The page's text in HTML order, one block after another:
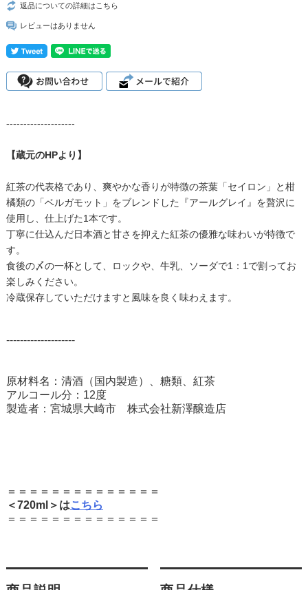
返品についての詳細はこちら
レビューはありません
--------------------
【蔵元のHPより】
紅茶の代表格であり、爽やかな香りが特徴の茶葉「セイロン」と柑
橘類の「ベルガモット」をブレンドした『アールグレイ』を贅沢に
使用し、仕上げた1本です。
丁寧に仕込んだ日本酒と甘さを抑えた紅茶の優雅な味わいが特徴で
す。
食後の〆の一杯として、ロックや、牛乳、ソーダで1：1で割ってお
楽しみください。
冷蔵保存していただけますと風味を良く味わえます。
--------------------
原材料名：清酒（国内製造）、糖類、紅茶
アルコール分：12度
製造者：宮城県大崎市 株式会社新澤醸造店
＝＝＝＝＝＝＝＝＝＝＝＝＝＝
＜720ml＞はこちら
＝＝＝＝＝＝＝＝＝＝＝＝＝＝